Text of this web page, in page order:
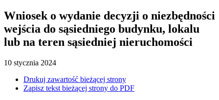
Wniosek o wydanie decyzji o niezbędności
wejścia do sąsiedniego budynku, lokalu
lub na teren sąsiedniej nieruchomości
10 stycznia 2024
Drukuj zawartość bieżącej strony
Zapisz tekst bieżącej strony do PDF